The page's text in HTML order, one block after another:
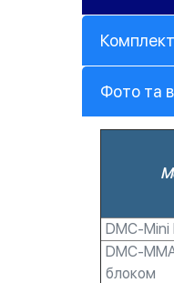
Фото та
DMC-Mini
DMC-
блоком